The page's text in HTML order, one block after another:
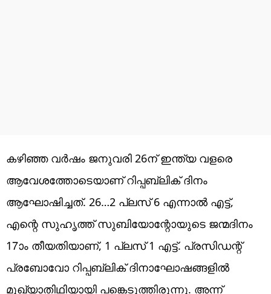
കഴിഞ്ഞ വര്‍ഷം ജനുവരി 26ന് ഇന്ത്യ വളരെ
ആവേശത്തോടെയാണ് റിപ്പബ്ലിക് ദിനം
ആഘോഷിച്ചത്. 26…2 പ്ലസ് 6 എന്നാല്‍ എട്ട്,
എന്റെ സുഹൃത്ത് സുബിയോന്റോയുടെ ജന്മദിനം
17ാം തീയതിയാണ്, 1 പ്ലസ് 1 എട്ട്. പ്രസിഡന്റ്
പ്രബോവോ റിപ്പബ്ലിക് ദിനാഘോഷങ്ങളില്‍
മുഖ്യാതിഥിയായി പങ്കെടുത്തിരുന്നു. അന്ന്